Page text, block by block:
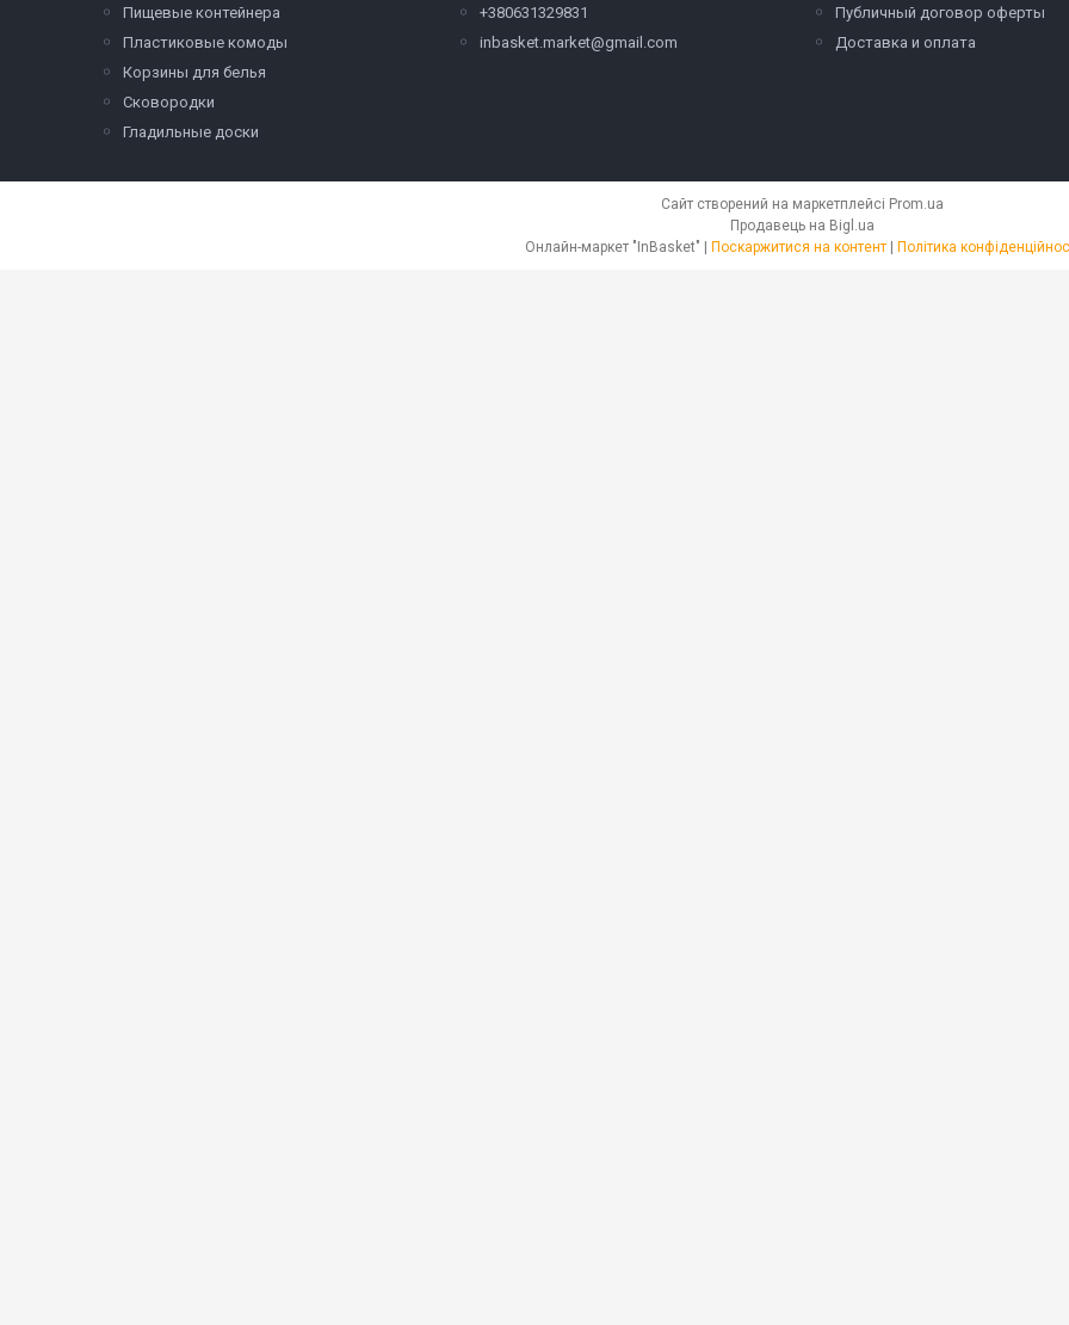
Пищевые контейнера
Пластиковые комоды
Корзины для белья
Сковородки
Гладильные доски
+380631329831
inbasket.market@gmail.com
Публичный договор оферты
Доставка и оплата
Сайт створений на маркетплейсі Prom.ua
Продавець на Bigl.ua
Поскаржитися на контент Політика